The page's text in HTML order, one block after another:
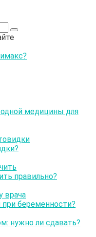
медицины для
правильно?
беременности?
нужно ли сдавать?